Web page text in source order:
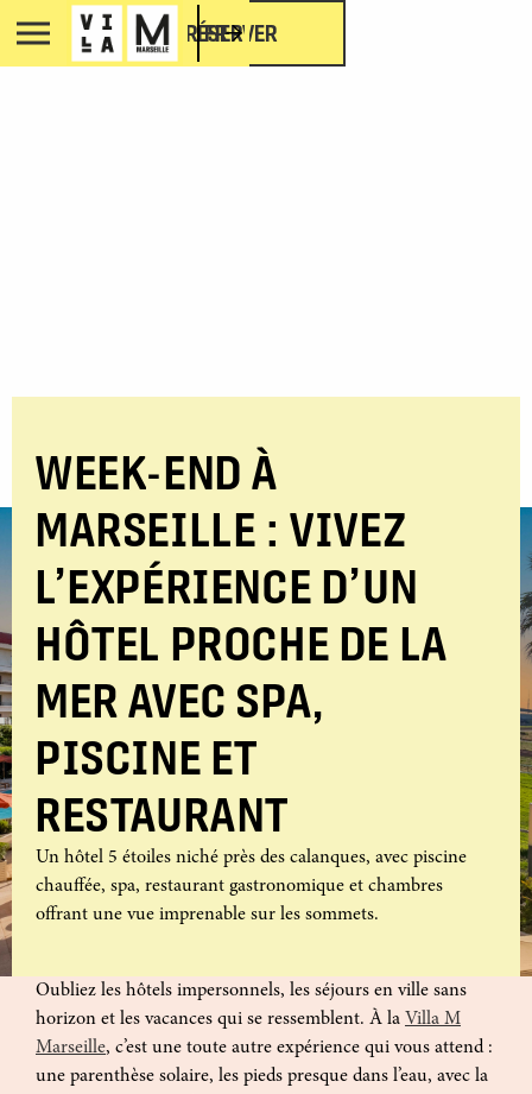
FR
RÉSERVER
WEEK-END À
MARSEILLE : VIVEZ
L’EXPÉRIENCE D’UN
HÔTEL PROCHE DE LA
MER AVEC SPA,
PISCINE ET
RESTAURANT
Un hôtel 5 étoiles niché près des calanques, avec piscine
chauffée, spa, restaurant gastronomique et chambres
offrant une vue imprenable sur les sommets.
Oubliez les hôtels impersonnels, les séjours en ville sans
horizon et les vacances qui se ressemblent. À la Villa M
Marseille, c’est une toute autre expérience qui vous attend :
une parenthèse solaire, les pieds presque dans l’eau, avec la